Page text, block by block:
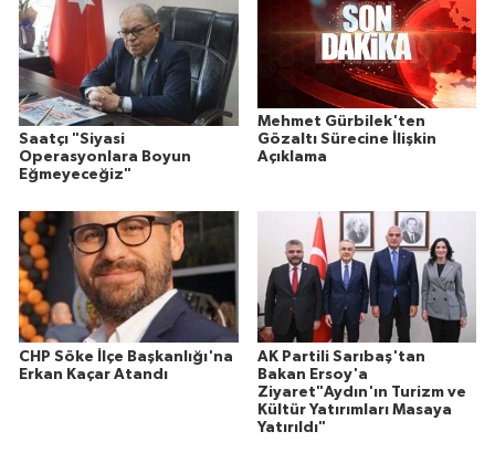
Saatçı "Siyasi
Operasyonlara Boyun
Eğmeyeceğiz"
Mehmet Gürbilek'ten
Gözaltı Sürecine İlişkin
Açıklama
CHP Söke İlçe Başkanlığı'na
Erkan Kaçar Atandı
AK Partili Sarıbaş'tan
Bakan Ersoy'a
Ziyaret"Aydın'ın Turizm ve
Kültür Yatırımları Masaya
Yatırıldı"